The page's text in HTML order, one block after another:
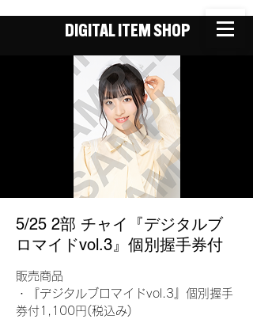
DIGITAL ITEM SHOP
5/25 2部 チャイ『デジタルブ
ロマイドvol.3』個別握手券付
販売商品
・『デジタルブロマイドvol.3』個別握手
券付1,100円(税込み)